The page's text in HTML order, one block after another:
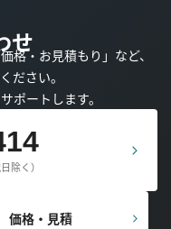
せ
格・お見積もり」など、
ださい。
ポートします。
除く）
価格・見積